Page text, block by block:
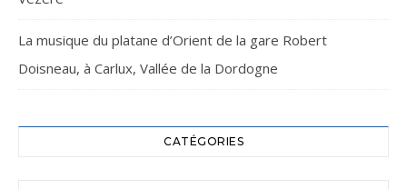
La musique du platane d’Orient de la gare Robert
Doisneau, à Carlux, Vallée de la Dordogne
CATÉGORIES